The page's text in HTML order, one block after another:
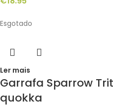
Esgotado
Ler mais
Garrafa Sparrow
quokka